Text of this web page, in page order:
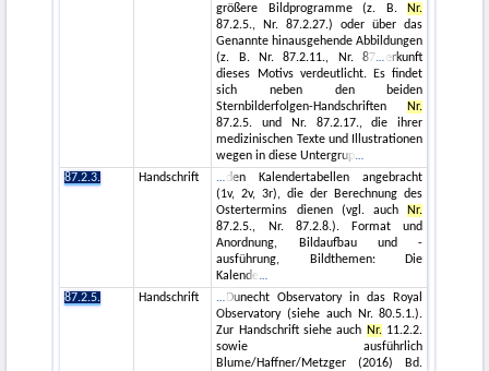
größere Bildprogramme (z. B. Nr.
87.2.5., Nr. 87.2.27.) oder über das
Genannte hinausgehende Abbildungen
(z. B. Nr. 87.2.11., Nr. 87
erkunft
dieses Motivs verdeutlicht. Es findet
sich neben den beiden
Sternbilderfolgen-Handschriften Nr.
87.2.5. und Nr. 87.2.17., die ihrer
medizinischen Texte und Illustrationen
wegen in diese Untergrup
87.2.3.
Handschrift
den Kalendertabellen angebracht
(1v, 2v, 3r), die der Berechnung des
Ostertermins dienen (vgl. auch Nr.
87.2.5., Nr. 87.2.8.). Format und
Anordnung, Bildaufbau und -
ausführung, Bildthemen: Die
Kalende
87.2.5.
Handschrift
Dunecht Observatory in das Royal
Observatory (siehe auch Nr. 80.5.1.).
Zur Handschrift siehe auch Nr.11.2.2.
sowie ausführlich
Blume/Haffner/Metzger (2016) Bd.